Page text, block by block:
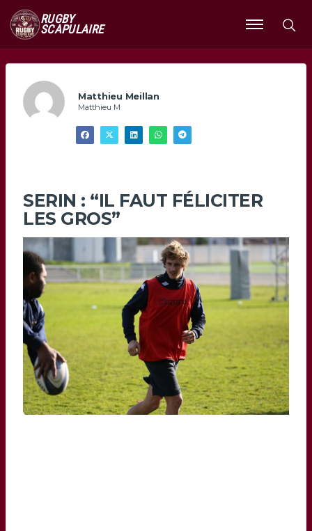
RUGBY
SCAPULAIRE
Ouvrir
le
Matthieu Meillan
Matthieu M
SERIN : “IL FAUT FÉLICITER
LES GROS”